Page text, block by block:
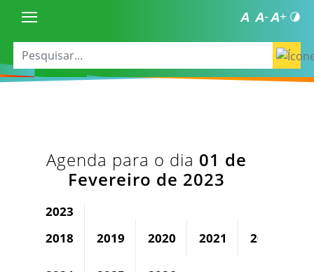
Agenda para o dia 01 de
Fevereiro de 2023
2023
2018
2019 2020 2021 2022